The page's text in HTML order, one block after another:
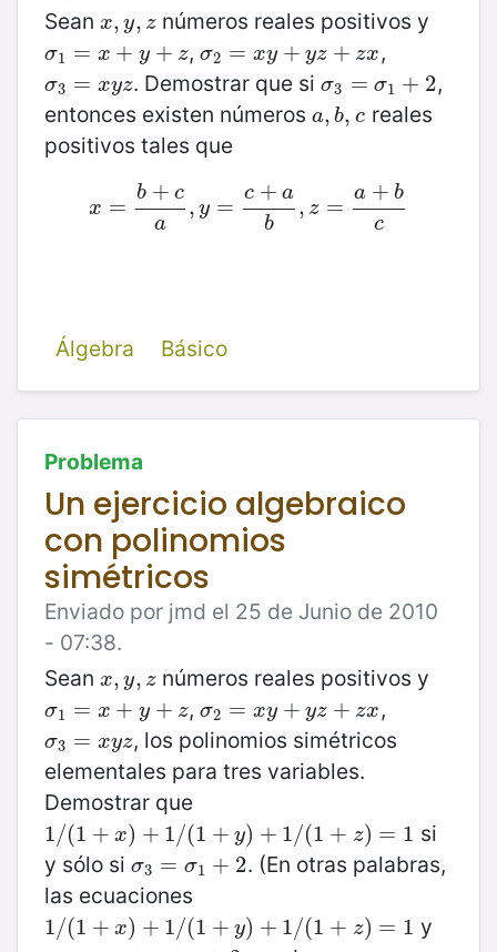
Sean x, y, z
x,y,z números reales positivos y
σ1 = x + y + z
σ1 =x +y+ z , σ2 = xy + yz + zx
σ2 =x y+ yz +zx ,
σ3 = xyz
σ3 =x yz . Demostrar que siσ3 = σ1 + 2
σ3 =σ1+ 2
,
entonces existen números a, b, c
a,b,c reales
positivos tales que
x =
b + c
a
, y =
c + a
b
, z =
a + b
c
x=b+ca,y= c+ab,z=a+ bc
Álgebra Básico
Problema
Un ejercicio algebraico
con polinomios
simétricos
Enviado por jmd el 25 de Junio de 2010
- 07:38.
Sean x, y, z
x,y,z números reales positivos y
σ1 = x + y + z
σ1 =x +y+ z , σ2 = xy + yz + zx
σ2 =x y+ yz +zx ,
σ3 = xyz
σ3 =x yz , los polinomios simétricos
elementales para tres variables.
Demostrar que
1/(1 + x) + 1/(1 + y) + 1/(1 + z) = 1
1/(1+x) +1 /(1 +y)+ 1/ (1+z) =1
si
y sólo si σ3 = σ1 + 2
σ3 =σ1+ 2
. (En otras palabras,
las ecuaciones
1/(1 + x) + 1/(1 + y) + 1/(1 + z) = 1
1/(1+x) +1 /(1 +y)+ 1/ (1+z) =1 y